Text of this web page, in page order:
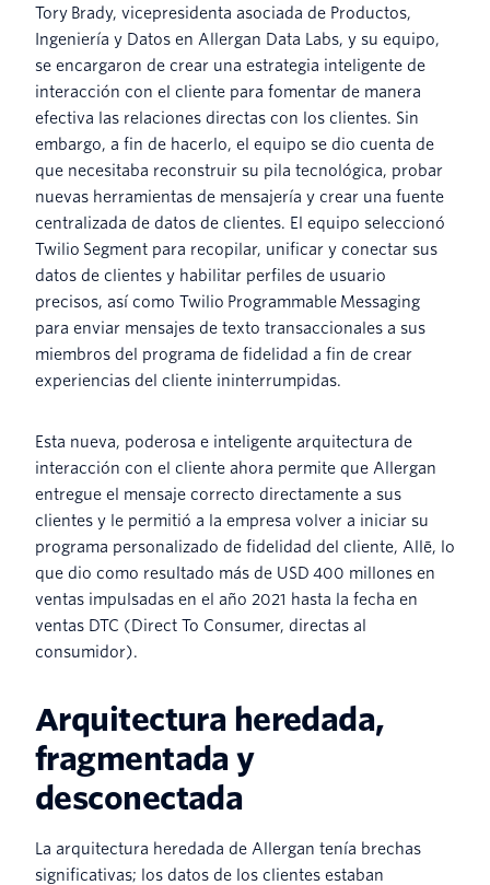
Tory Brady, vicepresidenta asociada de Productos,
Ingeniería y Datos en Allergan Data Labs, y su equipo,
se encargaron de crear una estrategia inteligente de
interacción con el cliente para fomentar de manera
efectiva las relaciones directas con los clientes. Sin
embargo, a fin de hacerlo, el equipo se dio cuenta de
que necesitaba reconstruir su pila tecnológica, probar
nuevas herramientas de mensajería y crear una fuente
centralizada de datos de clientes. El equipo seleccionó
Twilio Segment para recopilar, unificar y conectar sus
datos de clientes y habilitar perfiles de usuario
precisos, así como Twilio Programmable Messaging
para enviar mensajes de texto transaccionales a sus
miembros del programa de fidelidad a fin de crear
experiencias del cliente ininterrumpidas.
Esta nueva, poderosa e inteligente arquitectura de
interacción con el cliente ahora permite que Allergan
entregue el mensaje correcto directamente a sus
clientes y le permitió a la empresa volver a iniciar su
programa personalizado de fidelidad del cliente, Allē, lo
que dio como resultado más de USD 400 millones en
ventas impulsadas en el año 2021 hasta la fecha en
ventas DTC (Direct To Consumer, directas al
consumidor).
Arquitectura heredada,
fragmentada y
desconectada
La arquitectura heredada de Allergan tenía brechas
significativas; los datos de los clientes estaban